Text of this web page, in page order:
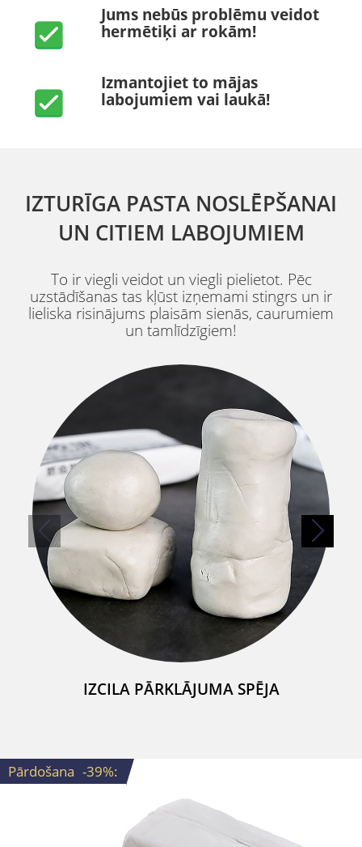
Jums nebūs problēmu veidot
hermētiķi ar rokām!
Izmantojiet to mājas
labojumiem vai laukā!
IZTURĪGA PASTA NOSLĒPŠANAI
UN CITIEM LABOJUMIEM
To ir viegli veidot un viegli pielietot. Pēc
uzstādīšanas tas kļūst izņemami stingrs un ir
lieliska risinājums plaisām sienās, caurumiem
un tamlīdzīgiem!
IZCILA PĀRKLĀJUMA SPĒJA
Pārdošana -39%: